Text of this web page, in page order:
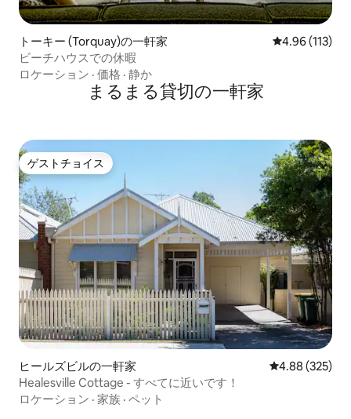
トーキー (Torquay)の一軒家 レビュー113
4.96 (113)
ビーチハウスでの休暇
ロケーション · 価格 · 静か
まるまる貸切の一軒家
ゲストチョイス
ゲストチョイス
ヒールズビルの一軒家 レビュー325
4.88 (325)
Healesville Cottage - すべてに近いです！
ロケーション · 家族 · ペット